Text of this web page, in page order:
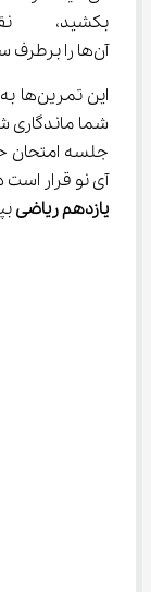
بکشید،
آن‌ها را برطرف سازید.
شما ماندگاری
جلسه امتحان
آی نو قرار است
یازدهم ریاضی